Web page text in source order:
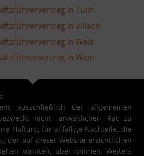
in Tulln
in Villach
in Wels
in Wien
:
ausschließlich der allgemeinen
nicht, anwaltlichen Rat zu
Haftung für allfällige Nachteile, die
der auf dieser Website ersichtlichen
könnten, übernommen. Weiters